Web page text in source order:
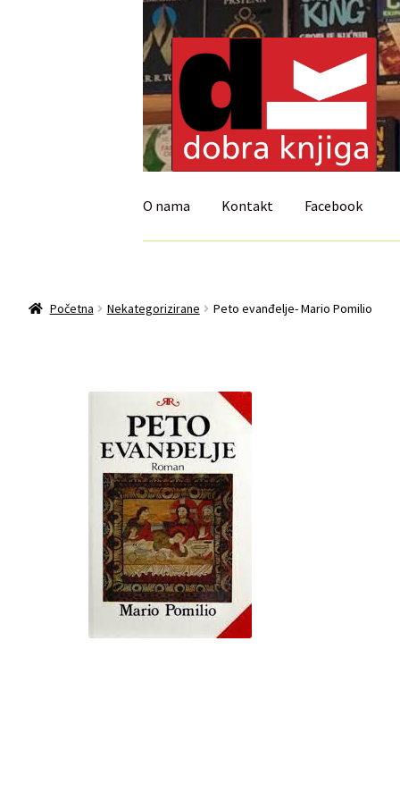
Preskoči
na
navigaciju
Skoči
do
sadržaja
O nama Kontakt Facebook
Uvjeti prodaje i dostava
Početna Nekategorizirane Peto evanđelje- Mario Pomilio